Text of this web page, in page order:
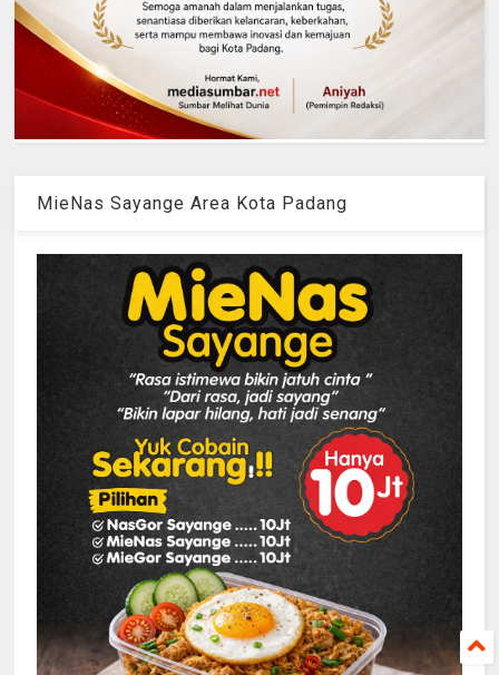
MieNas Sayange Area Kota Padang